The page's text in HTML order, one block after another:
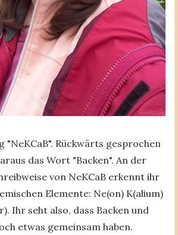
"NeKCaB". Rückwärts gesprochen
das Wort "Backen". An der
von NeKCaB erkennt ihr
Elemente: Ne(on) K(alium)
Ihr seht also, dass Backen und
etwas gemeinsam haben.